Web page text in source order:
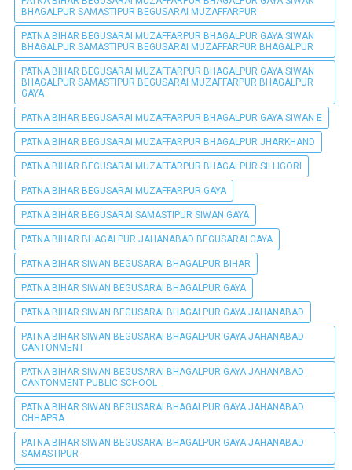
BHAGALPUR SAMASTIPUR BEGUSARAI MUZAFFARPUR
PATNA BIHAR BEGUSARAI MUZAFFARPUR BHAGALPUR GAYA SIWAN
BHAGALPUR SAMASTIPUR BEGUSARAI MUZAFFARPUR BHAGALPUR
PATNA BIHAR BEGUSARAI MUZAFFARPUR BHAGALPUR GAYA SIWAN
BHAGALPUR SAMASTIPUR BEGUSARAI MUZAFFARPUR BHAGALPUR
GAYA
PATNA BIHAR BEGUSARAI MUZAFFARPUR BHAGALPUR GAYA SIWAN E
PATNA BIHAR BEGUSARAI MUZAFFARPUR BHAGALPUR JHARKHAND
PATNA BIHAR BEGUSARAI MUZAFFARPUR BHAGALPUR SILLIGORI
PATNA BIHAR BEGUSARAI MUZAFFARPUR GAYA
PATNA BIHAR BEGUSARAI SAMASTIPUR SIWAN GAYA
PATNA BIHAR BHAGALPUR JAHANABAD BEGUSARAI GAYA
PATNA BIHAR SIWAN BEGUSARAI BHAGALPUR BIHAR
PATNA BIHAR SIWAN BEGUSARAI BHAGALPUR GAYA
PATNA BIHAR SIWAN BEGUSARAI BHAGALPUR GAYA JAHANABAD
PATNA BIHAR SIWAN BEGUSARAI BHAGALPUR GAYA JAHANABAD
CANTONMENT
PATNA BIHAR SIWAN BEGUSARAI BHAGALPUR GAYA JAHANABAD
CANTONMENT PUBLIC SCHOOL
PATNA BIHAR SIWAN BEGUSARAI BHAGALPUR GAYA JAHANABAD
CHHAPRA
PATNA BIHAR SIWAN BEGUSARAI BHAGALPUR GAYA JAHANABAD
SAMASTIPUR